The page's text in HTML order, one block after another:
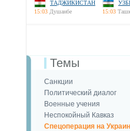
ТАДЖИКИСТАН
15:03 Душанбе
15:03
Темы
Санкции
Политический диалог
Военные учения
Неспокойный Кавказ
Спецоперация на